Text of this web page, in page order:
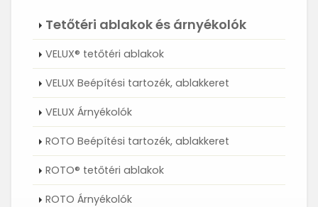
Tetőtéri ablakok és árnyékolók
VELUX® tetőtéri ablakok
VELUX Beépítési tartozék, ablakkeret
VELUX Árnyékolók
ROTO Beépítési tartozék, ablakkeret
ROTO® tetőtéri ablakok
ROTO Árnyékolók